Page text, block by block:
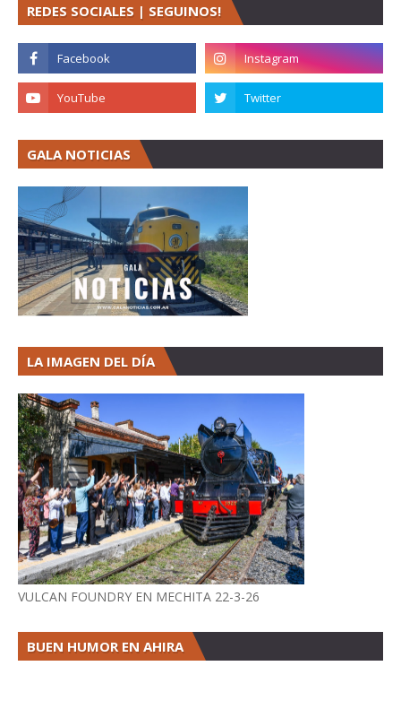
REDES SOCIALES | SEGUINOS!
GALA NOTICIAS
LA IMAGEN DEL DÍA
VULCAN FOUNDRY EN MECHITA 22-3-26
BUEN HUMOR EN AHIRA